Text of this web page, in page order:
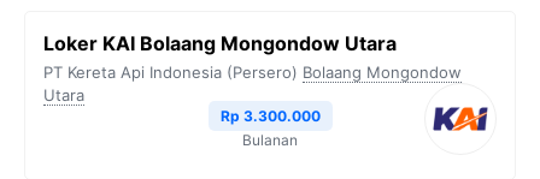
Loker KAI Bolaang Mongondow Utara
PT Kereta Api Indonesia (Persero) Bolaang Mongondow
Utara
Rp 3.300.000
Bulanan